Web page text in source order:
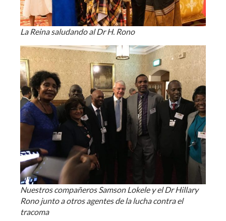
La Reina saludando al Dr H. Rono
Nuestros compañeros Samson Lokele y el Dr Hillary
Rono junto a otros agentes de la lucha contra el
tracoma